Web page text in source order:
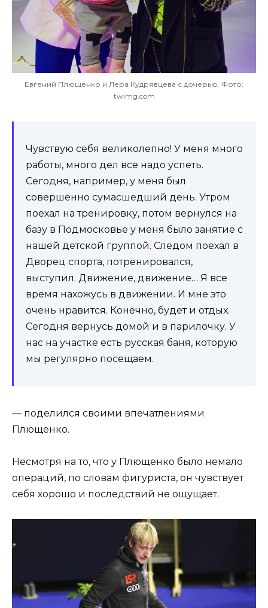
Евгений Плющенко и Лера Кудрявцева с дочерью. Фото:
twimg.com
Чувствую себя великолепно! У меня много
работы, много дел все надо успеть.
Сегодня, например, у меня был
совершенно сумасшедший день. Утром
поехал на тренировку, потом вернулся на
базу в Подмосковье у меня было занятие с
нашей детской группой. Следом поехал в
Дворец спорта, потренировался,
выступил. Движение, движение… Я все
время нахожусь в движении. И мне это
очень нравится. Конечно, будет и отдых.
Сегодня вернусь домой и в парилочку. У
нас на участке есть русская баня, которую
мы регулярно посещаем.
— поделился своими впечатлениями
Плющенко.
Несмотря на то, что у Плющенко было немало
операций, по словам фигуриста, он чувствует
себя хорошо и последствий не ощущает.